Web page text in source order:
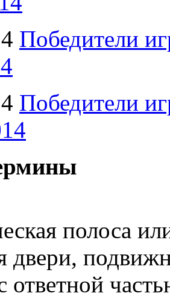
Победители
Победители
полоса
двери,
ответной